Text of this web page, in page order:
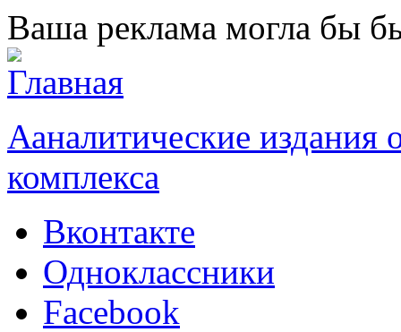
Перейти к основному содержанию
Ваша реклама могла бы
Ааналитические
комплекса
Вконтакте
Одноклассники
Facebook